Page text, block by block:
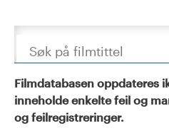
Søk
Filmdatabasen oppdateres
inneholde enkelte feil og
og feilregistreringer.